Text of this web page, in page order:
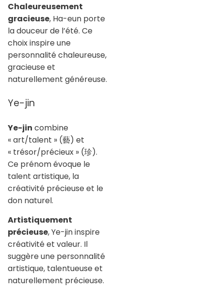
Chaleureusement
gracieuse, Ha-eun porte
la douceur de l’été. Ce
choix inspire une
personnalité chaleureuse,
gracieuse et
naturellement généreuse.
Ye-jin
Ye-jin combine
« art/talent » (藝) et
« trésor/précieux » (珍).
Ce prénom évoque le
talent artistique, la
créativité précieuse et le
don naturel.
Artistiquement
précieuse, Ye-jin inspire
créativité et valeur. Il
suggère une personnalité
artistique, talentueuse et
naturellement précieuse.